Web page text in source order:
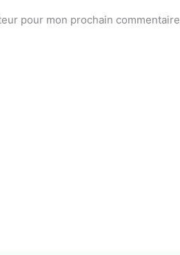
pour mon prochain commentaire.